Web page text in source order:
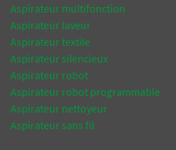
Aspirateur multifonction
Aspirateur laveur
Aspirateur textile
Aspirateur silencieux
Aspirateur robot
Aspirateur robot programmable
Aspirateur nettoyeur
Aspirateur sans fil